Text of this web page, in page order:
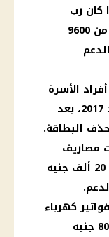
كان رب
الأسرة يتقاضى راتبًا شهريًا أعلى من 9600
الأسرة
يمتلك سيارة حديثة موديل ما بعد 2017، يعد
البطاقة.
مصاريف
المدارس الخاصة بالأبناء تصل إلى 20 ألف جنيه
كهرباء
يفوق 650 ك/ وات بقيمة تتجاوز 800 جنيه